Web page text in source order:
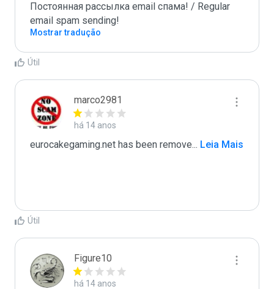
Постоянная рассылка email спама! / Regular
email spam sending!
Mostrar tradução
Útil
marco2981
há 14 anos
eurocakegaming.net has been remove... Leia Mais
Útil
Figure10
há 14 anos